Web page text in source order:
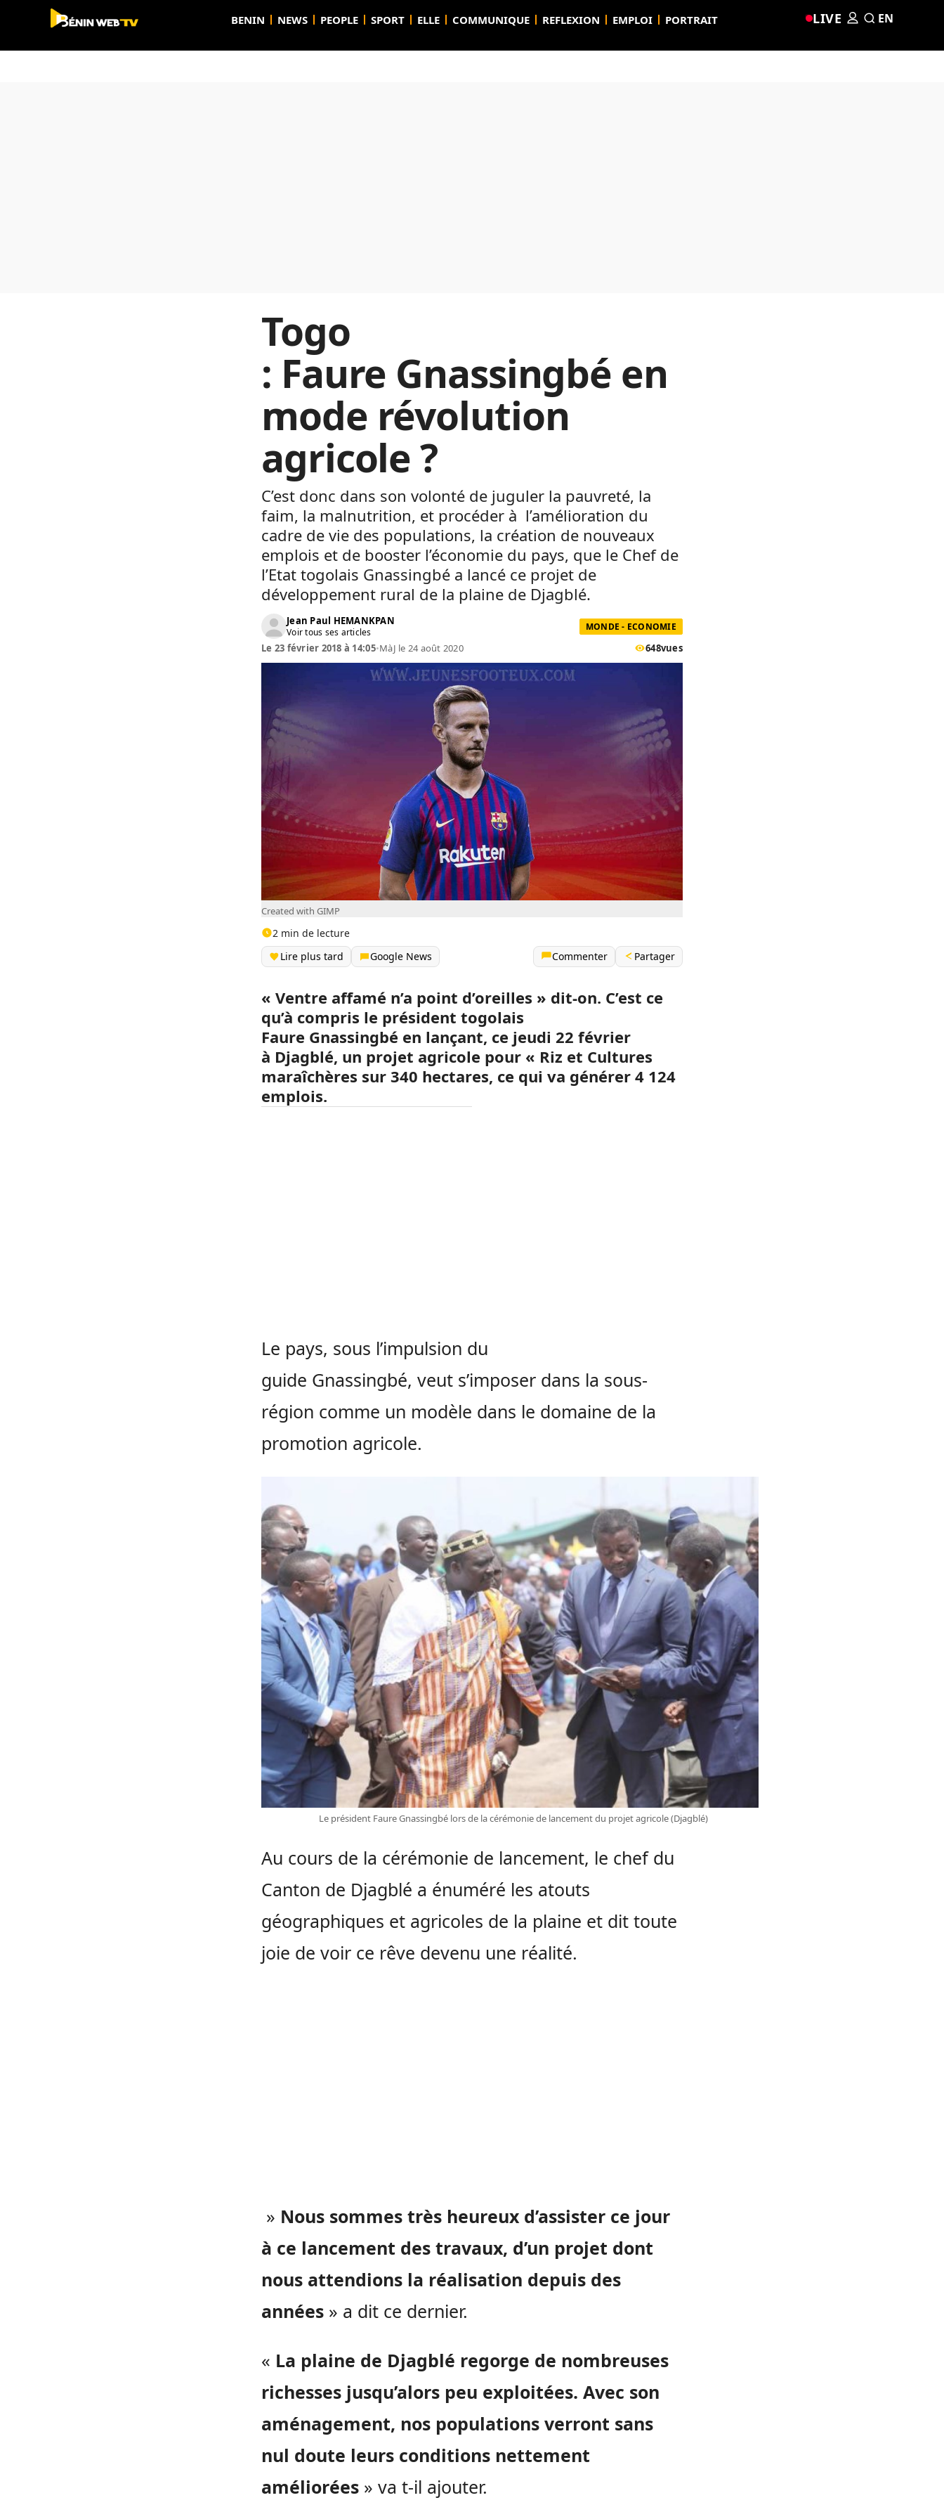
BENIN NEWS PEOPLE SPORT ELLE COMMUNIQUE REFLEXION EMPLOI PORTRAIT LIVE EN
Togo
: Faure Gnassingbé en
mode révolution
agricole ?
C’est donc dans son volonté de juguler la pauvreté, la
faim, la malnutrition, et procéder à l’amélioration du
cadre de vie des populations, la création de nouveaux
emplois et de booster l’économie du pays, que le Chef de
l’Etat togolais Gnassingbé a lancé ce projet de
développement rural de la plaine de Djagblé.
Jean Paul HEMANKPAN
Voir tous ses articles MONDE - ECONOMIE
Le 23 février 2018 à 14:05•MàJ le 24 août 2020 648vues
Created with GIMP
2 min de lecture
Lire plus tard
Google News Commenter Partager
« Ventre affamé n’a point d’oreilles » dit-on. C’est ce
qu’à compris le président togolais
Faure Gnassingbé en lançant, ce jeudi 22 février
à Djagblé, un projet agricole pour « Riz et Cultures
maraîchères sur 340 hectares, ce qui va générer 4 124
emplois.
Le pays, sous l’impulsion du
guide Gnassingbé, veut s’imposer dans la sous-
région comme un modèle dans le domaine de la
promotion agricole.
Le président Faure Gnassingbé lors de la cérémonie de lancement du projet agricole (Djagblé)
Au cours de la cérémonie de lancement, le chef du
Canton de Djagblé a énuméré les atouts
géographiques et agricoles de la plaine et dit toute
joie de voir ce rêve devenu une réalité.
» Nous sommes très heureux d’assister ce jour
à ce lancement des travaux, d’un projet dont
nous attendions la réalisation depuis des
années » a dit ce dernier.
« La plaine de Djagblé regorge de nombreuses
richesses jusqu’alors peu exploitées. Avec son
aménagement, nos populations verront sans
nul doute leurs conditions nettement
améliorées » va t-il ajouter.